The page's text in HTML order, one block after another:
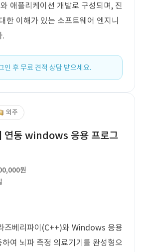
애플리케이션 개발로 구성되며, 진
한 이해가 있는 소프트웨어 엔지니
.
인 후 무료 견적 상담 받으세요.
외주
연동 windows 응용 프로그
원
즈베리파이(C++)와 Windows 응용
여 뇌파 측정 의료기기를 완성형으